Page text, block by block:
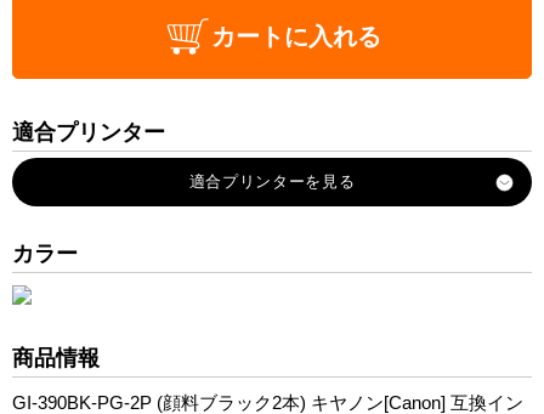
カートに入れる
適合プリンター
G3310
カラー
商品情報
GI-390BK-PG-2P (顔料ブラック2本) キヤノン[Canon] 互換イン